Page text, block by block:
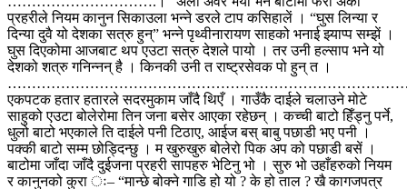
प्रहरीले नियम कानुन सिकाउला भन्ने डरले टाप कसिहालें । “घुस लिन्या र
दिन्या दुवै यो देशका सत्रु हुन्” भन्ने पृथ्वीनारायण साहको भनाई झ्याप्प सम्झें ।
घुस दिएकोमा आजबाट थप एउटा सत्रु देशले पायो । तर उनी हल्साप भने यो
देशको शत्रु गनिन्नन् है । किनकी उनी त राष्ट्रसेवक पो हुन् त ।
एकपटक हतार हतारले सदरमुकाम जाँदै थिएँ । गाउँकै दाईले चलाउने मोटे
साहुको एउटा बोलेरोमा तिन जना बसेर आएका रहेछन् । कच्ची बाटो हिँड्नु पर्ने,
धुलो बाटो भएकाले ति दाईले पनी टिठाए, आईज बस् बाबु पछाडी भए पनी ।
पक्की बाटो सम्म छोड्दिन्छु । म खुरुखुरु बोलेरो पिक अप को पछाडी बसें ।
बाटोमा जाँदा जाँदै दुईजना प्रहरी सापहरु भेटिनु भो । सुरु भो उहाँहरुको नियम
र कानुनको कुरा ः– “मान्छे बोक्ने गाडि हो यो ? के हो ताल ? खै कागजपत्र